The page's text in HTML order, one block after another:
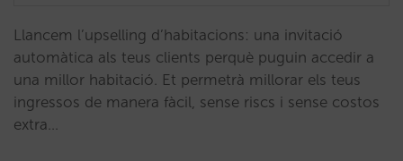
Llancem l’upselling d’habitacions: una invitació
automàtica als teus clients perquè puguin accedir a
una millor habitació. Et permetrà millorar els teus
ingressos de manera fàcil, sense riscs i sense costos
extra…